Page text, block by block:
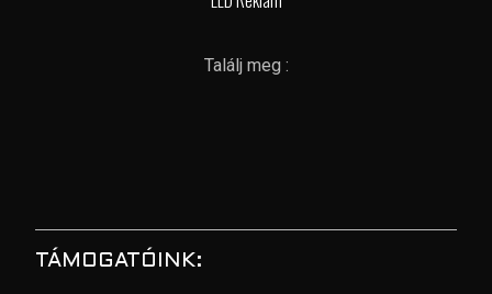
Találj meg :
TÁMOGATÓINK: